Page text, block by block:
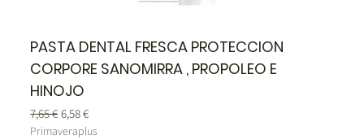
PASTA DENTAL FRESCA PROTECCION
CORPORE SANOMIRRA , PROPOLEO E
HINOJO
Precio
7,65 €Precio de oferta
6,58 €
Primaveraplus